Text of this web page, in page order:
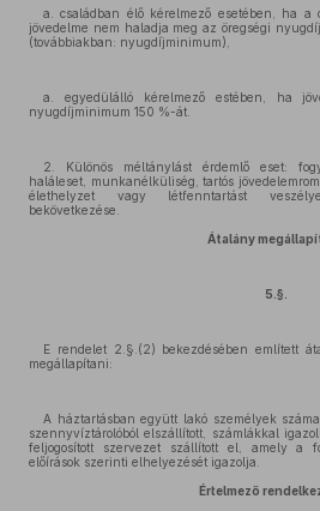
a. családban élő kérelmező esetében, ha
jövedelme nem haladja meg az öregségi
(továbbiakban: nyugdíjminimum),
a. egyedülálló kérelmező estében, ha
nyugdíjminimum 150 %-át.
2. Különös méltánylást érdemlő eset:
haláleset, munkanélküliség, tartós
élethelyzet vagy létfenntartást
bekövetkezése.
Átalány
5.§.
E rendelet 2.§.(2) bekezdésében említett
megállapítani:
A háztartásban együtt lakó személyek
szennyvíztárolóból elszállított, számlákkal
feljogosított szervezet szállított el, amely a
előírások szerinti elhelyezését igazolja.
Értelmező